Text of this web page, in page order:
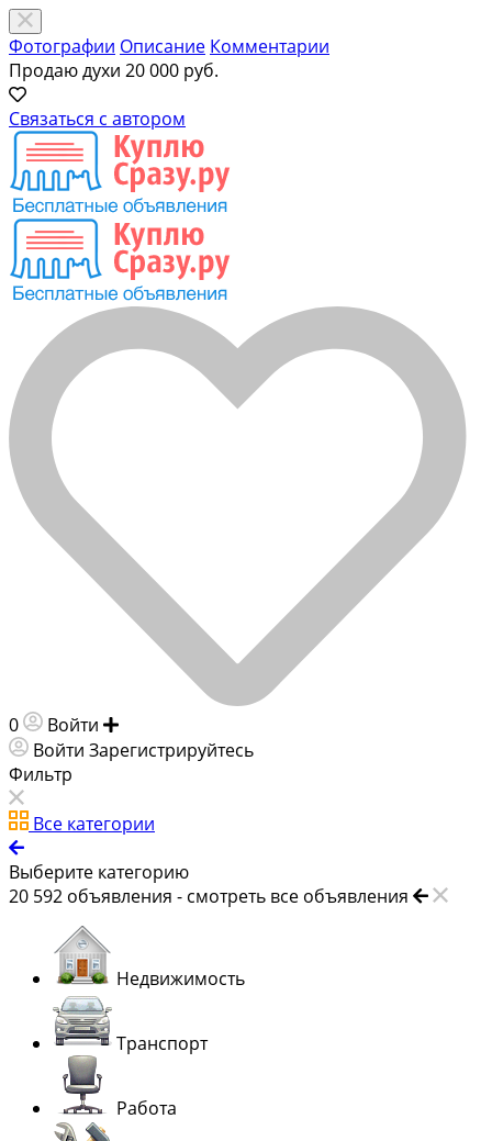
Фотографии Описание Комментарии
Продаю духи 20 000 руб.
Связаться с автором
0 Войти
Войти Зарегистрируйтесь
Фильтр
Все категории
Выберите категорию
20 592 объявления - смотреть все объявления
Недвижимость
Транспорт
Работа